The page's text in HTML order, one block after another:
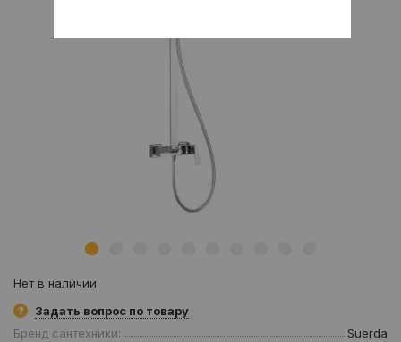
Нет в наличии
Задать вопрос по товару
Бренд сантехники:
Suerda